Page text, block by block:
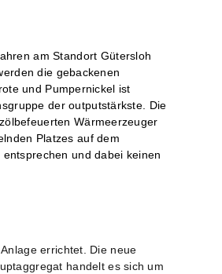
am Standort Gütersloh
die gebackenen
und Pumpernickel ist
der outputstärkste. Die
Wärmeerzeuger
Platzes auf dem
und dabei keinen
errichtet. Die neue
handelt es sich um